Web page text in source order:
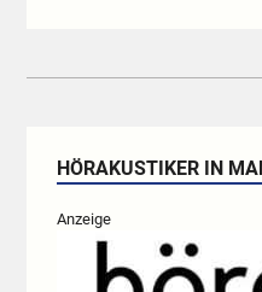
HÖRAKUSTIKER IN
Anzeige